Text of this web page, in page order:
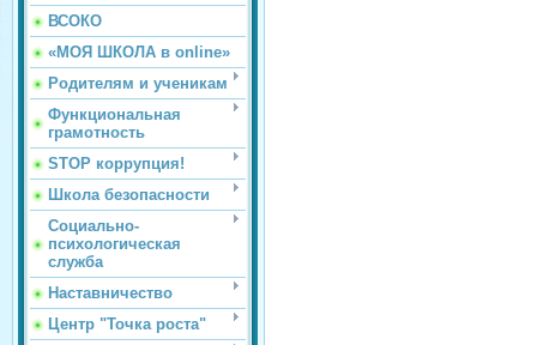
ВСОКО
«МОЯ ШКОЛА в online»
Родителям и ученикам
Функциональная
грамотность
STOP коррупция!
Школа безопасности
Социально-
психологическая
служба
Наставничество
Центр "Точка роста"